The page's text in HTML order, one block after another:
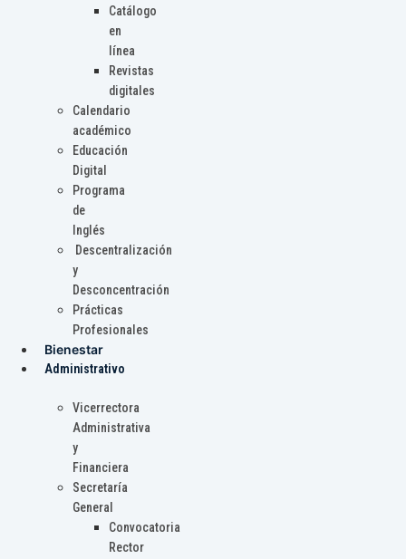
Catálogo
en
línea
Revistas
digitales
Calendario
académico
Educación
Digital
Programa
de
Inglés
Descentralización
y
Desconcentración
Prácticas
Profesionales
Bienestar
Administrativo
Vicerrectora
Administrativa
y
Financiera
Secretaría
General
Convocatoria
Rector